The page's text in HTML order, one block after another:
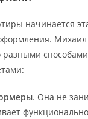
начинается
Михаил
. Она не